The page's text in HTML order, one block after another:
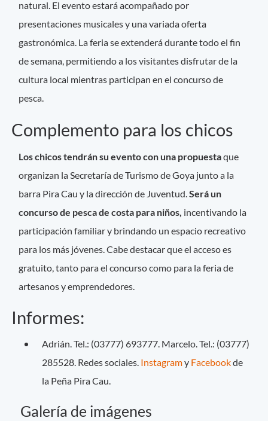
natural. El evento estará acompañado por
presentaciones musicales y una variada oferta
gastronómica. La feria se extenderá durante todo el fin
de semana, permitiendo a los visitantes disfrutar de la
cultura local mientras participan en el concurso de
pesca.
Complemento para los chicos
Los chicos tendrán su evento con una propuestaque
organizan la Secretaría de Turismo de Goya junto a la
barra Pira Cau y la dirección de Juventud.Será un
concurso de pesca de costa para niños, incentivando la
participación familiar y brindando un espacio recreativo
para los más jóvenes. Cabe destacar que el acceso es
gratuito, tanto para el concurso como para la feria de
artesanos y emprendedores.
Informes:
Adrián. Tel.: (03777) 693777. Marcelo. Tel.: (03777)
285528. Redes sociales. Instagramy Facebookde
la Peña Pira Cau.
Galería de imágenes